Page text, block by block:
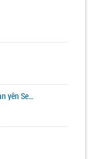
Combo 3N2Đ về thiên đường an yên Seashells Phú Quốc 4 Sao